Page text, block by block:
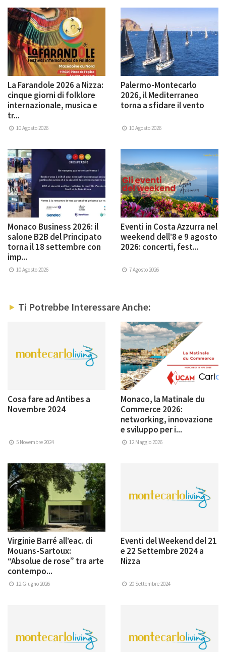
La Farandole 2026 a Nizza:
cinque giorni di folklore
internazionale, musica e
tr...
10 Agosto 2026
Palermo-Montecarlo
2026, il Mediterraneo
torna a sfidare il vento
10 Agosto 2026
Monaco Business 2026: il
salone B2B del Principato
torna il 18 settembre con
imp...
10 Agosto 2026
Eventi in Costa Azzurra nel
weekend dell’8 e 9 agosto
2026: concerti, fest...
7 Agosto 2026
Ti Potrebbe Interessare Anche:
Cosa fare ad Antibes a
Novembre 2024
5 Novembre 2024
Monaco, la Matinale du
Commerce 2026:
networking, innovazione
e sviluppo per i...
12 Maggio 2026
Virginie Barré all’eac. di
Mouans-Sartoux:
“Absolue de rose” tra arte
contempo...
12 Giugno 2026
Eventi del Weekend del 21
e 22 Settembre 2024 a
Nizza
20 Settembre 2024